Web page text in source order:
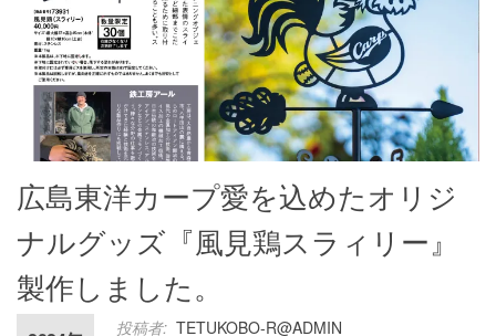
広島東洋カープ愛を込めたオリジ
ナルグッズ『風見鶏スラィリー』
製作しました。
投稿者: TETUKOBO-R@ADMIN